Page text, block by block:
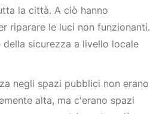
la città. A ciò hanno
riparare le luci non funzionanti.
sicurezza a livello locale
negli spazi pubblici non erano
alta, ma c'erano spazi